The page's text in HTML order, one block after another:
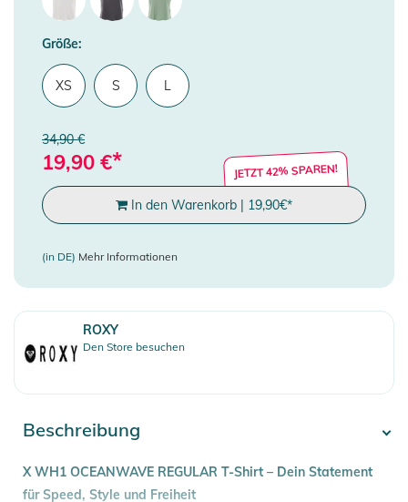
Größe:
XS S L
34,90 €
19,90 €* JETZT 42% SPAREN!
In den Warenkorb | 19,90€*
(in DE) Mehr Informationen
ROXY
Den Store besuchen
Beschreibung
X WH1 OCEANWAVE REGULAR T-Shirt – Dein Statement
für Speed, Style und Freiheit